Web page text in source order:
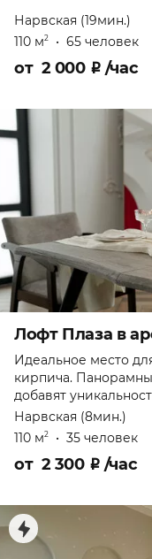
Нарвская (19мин.)
110 м2 • 65 человек
от 2 000 ₽ /час
Лофт Плаза в
Идеальное место
кирпича.
добавят
Нарвская (8мин.)
110 м2 • 35 человек
от 2 300 ₽ /час